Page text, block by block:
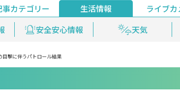
事カテゴリー
イベント 新着
生活情報
安全安心情報 天気
ライブカ
ライブ配信
見逃し配信
目撃に伴うパトロール結果